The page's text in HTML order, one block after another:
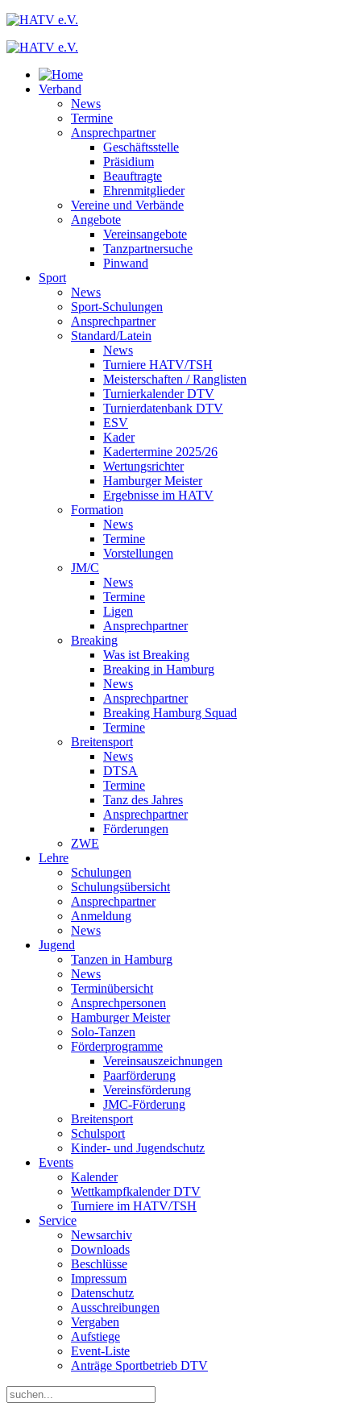
Verband
News
Termine
Ansprechpartner
Geschäftsstelle
Präsidium
Beauftragte
Ehrenmitglieder
Vereine und Verbände
Angebote
Vereinsangebote
Tanzpartnersuche
Pinwand
Sport
News
Sport-Schulungen
Ansprechpartner
Standard/Latein
News
Turniere HATV/TSH
Meisterschaften / Ranglisten
Turnierkalender DTV
Turnierdatenbank DTV
ESV
Kader
Kadertermine 2025/26
Wertungsrichter
Hamburger Meister
Ergebnisse im HATV
Formation
News
Termine
Vorstellungen
JM/C
News
Termine
Ligen
Ansprechpartner
Breaking
Was ist Breaking
Breaking in Hamburg
News
Ansprechpartner
Breaking Hamburg Squad
Termine
Breitensport
News
DTSA
Termine
Tanz des Jahres
Ansprechpartner
Förderungen
ZWE
Lehre
Schulungen
Schulungsübersicht
Ansprechpartner
Anmeldung
News
Jugend
Tanzen in Hamburg
News
Terminübersicht
Ansprechpersonen
Hamburger Meister
Solo-Tanzen
Förderprogramme
Vereinsauszeichnungen
Paarförderung
Vereinsförderung
JMC-Förderung
Breitensport
Schulsport
Kinder- und Jugendschutz
Events
Kalender
Wettkampfkalender DTV
Turniere im HATV/TSH
Service
Newsarchiv
Downloads
Beschlüsse
Impressum
Datenschutz
Ausschreibungen
Vergaben
Aufstiege
Event-Liste
Anträge Sportbetrieb DTV